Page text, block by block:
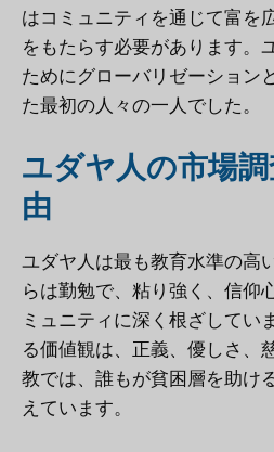
はコミュニティを通じて富を
をもたらす必要があります。
ためにグローバリゼーション
た最初の人々の一人でした。
ユダヤ人の市場
由
ユダヤ人は最も教育水準の高
らは勤勉で、粘り強く、信仰
ミュニティに深く根ざしてい
る価値観は、正義、優しさ、
教では、誰もが貧困層を助け
えています。